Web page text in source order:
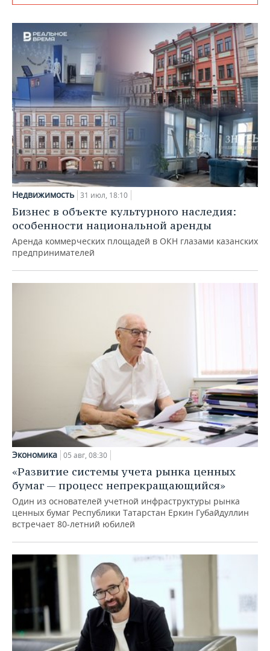
Недвижимость 31 июл, 18:10
Бизнес в объекте культурного наследия:
особенности национальной аренды
Аренда коммерческих площадей в ОКН глазами казанских
предпринимателей
Экономика 05 авг, 08:30
«Развитие системы учета рынка ценных
бумаг — процесс непрекращающийся»
Один из основателей учетной инфраструктуры рынка
ценных бумаг Республики Татарстан Еркин Губайдуллин
встречает 80-летний юбилей